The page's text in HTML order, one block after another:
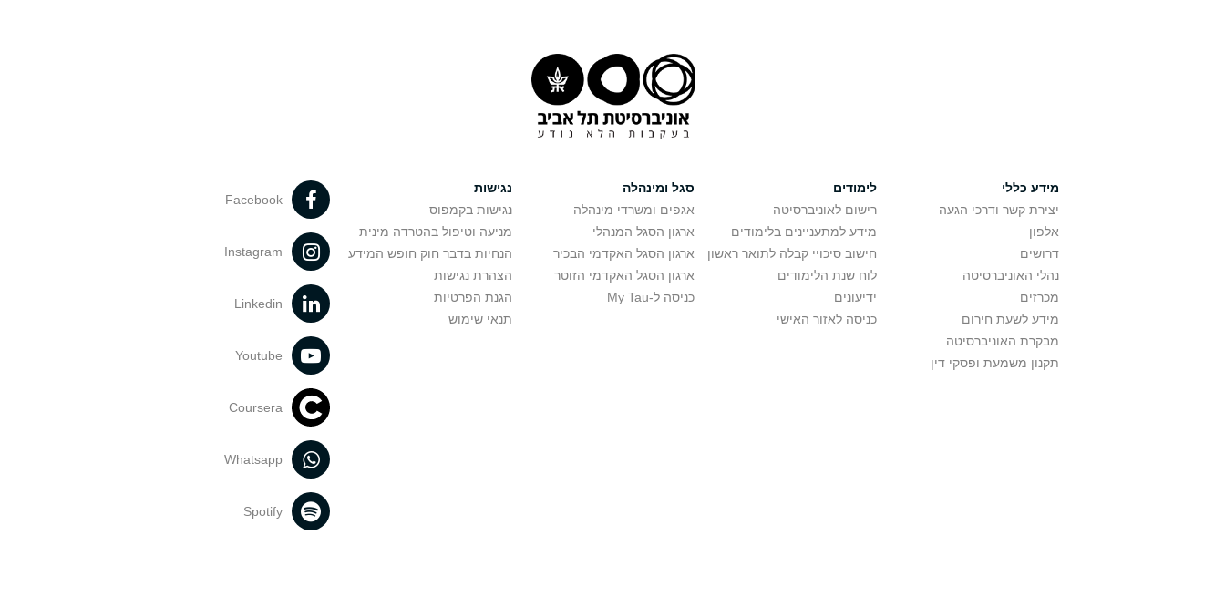
מידע כללי
יצירת קשר ודרכי הגעה
אלפון
דרושים
נהלי האוניברסיטה
מכרזים
מידע לשעת חירום
מבקרת האוניברסיטה
תקנון משמעת ופסקי דין
לימודים
רישום לאוניברסיטה
מידע למתעניינים בלימודים
חישוב סיכויי קבלה לתואר ראשון
לוח שנת הלימודים
ידיעונים
כניסה לאזור האישי
סגל ומינהלה
אגפים ומשרדי מינהלה
ארגון הסגל המנהלי
ארגון הסגל האקדמי הבכיר
ארגון הסגל האקדמי הזוטר
כניסה ל-My Tau
נגישות
נגישות בקמפוס
מניעה וטיפול בהטרדה מינית
הנחיות בדבר חוק חופש המידע
הצהרת נגישות
הגנת הפרטיות
תנאי שימוש
Facebook
Instagram
Linkedin
Youtube
Coursera
Whatsapp
Spotify